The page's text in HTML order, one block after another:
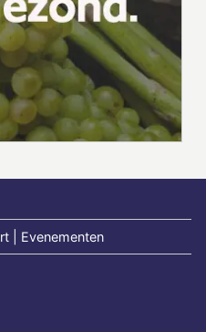
| Evenementen